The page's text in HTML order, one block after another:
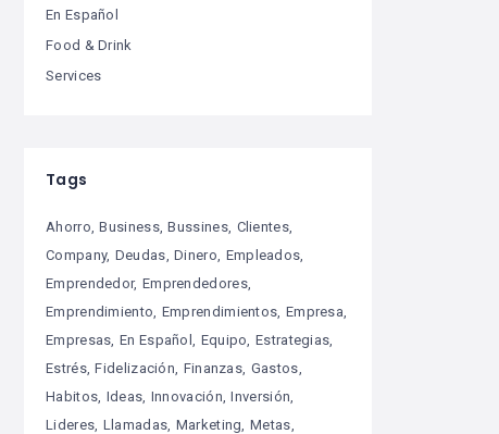
En Español
Food & Drink
Services
Tags
Ahorro Business Bussines Clientes
Company Deudas Dinero Empleados
Emprendedor Emprendedores
Emprendimiento Emprendimientos Empresa
Empresas En Español Equipo
Estrategias
Estrés Fidelización Finanzas Gastos
Habitos Ideas Innovación Inversión
Lideres Llamadas Marketing
Metas